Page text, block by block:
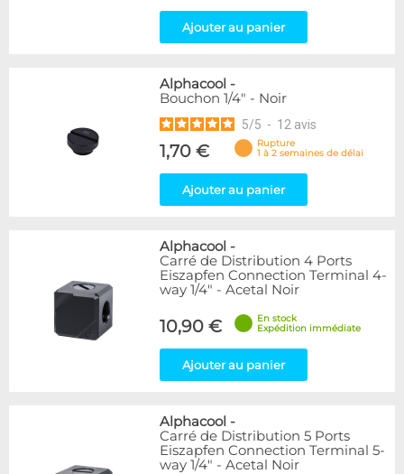
Ajouter au panier
Alphacool -
Bouchon 1/4" - Noir
5/5 - 12 avis
1,70 €
Rupture
1 à 2 semaines de délai
Ajouter au panier
Alphacool -
Carré de Distribution 4 Ports
Eiszapfen Connection Terminal 4-
way 1/4" - Acetal Noir
10,90 €
En stock
Expédition immédiate
Ajouter au panier
Alphacool -
Carré de Distribution 5 Ports
Eiszapfen Connection Terminal 5-
way 1/4" - Acetal Noir